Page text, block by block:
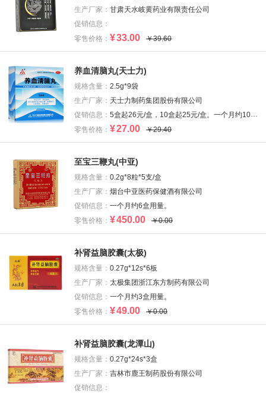
生产厂家： 甘肃天水岐黄药业有限责任公司
促销信息：
零售价格： ¥33.00 ￥39.60
养血清脑丸(天士力)
规格含量： 2.5g*9袋
生产厂家： 天士力制药集团股份有限公司
促销信息： 5盒起26元/盒，10盒起25元/盒。一个月约10盒用量。
零售价格： ¥27.00 ￥29.40
至宝三鞭丸(中亚)
规格含量： 0.2g*8粒*5支/盒
生产厂家： 烟台中亚医药保健酒有限公司
促销信息： 一个月约6盒用量。
零售价格： ¥450.00 ￥0.00
补肾益脑胶囊(太极)
规格含量： 0.27g*12s*6板
生产厂家： 太极集团浙江东方制药有限公司
促销信息： 一个月约3盒用量。
零售价格： ¥49.00 ￥0.00
补肾益脑胶囊(龙潭山)
规格含量： 0.27g*24s*3盒
生产厂家： 吉林市鹿王制药股份有限公司
促销信息：